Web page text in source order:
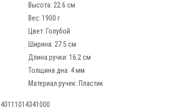
Высота: 22.6 см
Вес: 1900 г
Цвет: Голубой
Ширина: 27.5 см
Длина ручки: 16.2 см
Толщина дна: 4 мм
Материал ручек: Пластик
40111014341000